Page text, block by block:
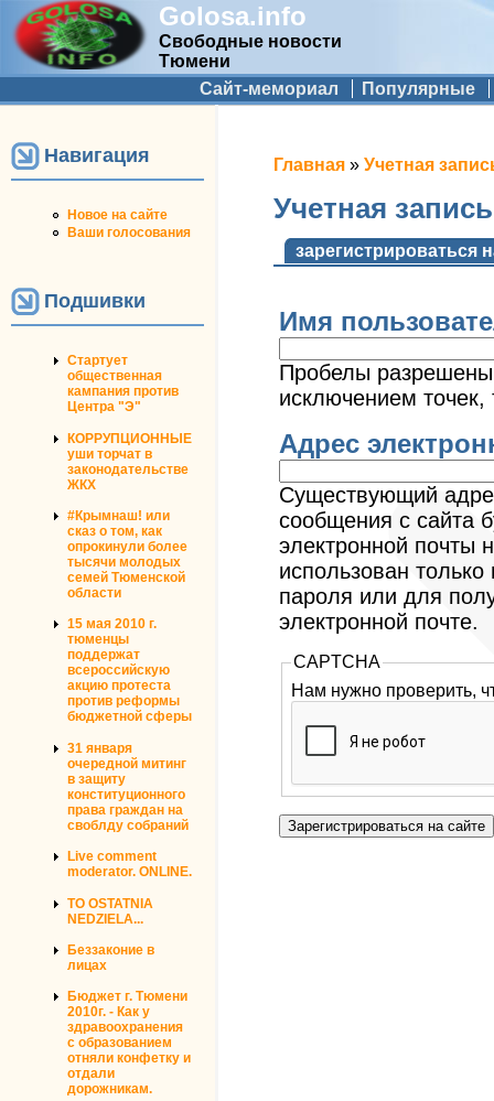
Golosa.info
Свободные новости
Тюмени
Дополнительное меню
Сайт-мемориал Популярные
Навигация
Новое на сайте
Ваши голосования
Подшивки
Стартует
общественная
кампания против
Центра "Э"
КОРРУПЦИОННЫЕ
уши торчат в
законодательстве
ЖКХ
#Крымнаш! или
сказ о том, как
опрокинули более
тысячи молодых
семей Тюменской
области
15 мая 2010 г.
тюменцы
поддержат
всероссийскую
акцию протеста
против реформы
бюджетной сферы
31 января
очередной митинг
в защиту
конституционного
права граждан на
своблду собраний
Live comment
moderator. ONLINE.
TO OSTATNIA
NEDZIELA...
Беззаконие в
лицах
Бюджет г. Тюмени
2010г. - Как у
здравоохранения
с образованием
отняли конфетку и
отдали
дорожникам.
Вы здесь
Главная » Учетная
Учетная
Главные
зарегистрироваться
Имя
Пробелы
исключением точек,
Адрес
Существующий
сообщения с сайта
электронной почты
использован
пароля или для
электронной почте.
CAPTCHA
Нам нужно проверить,